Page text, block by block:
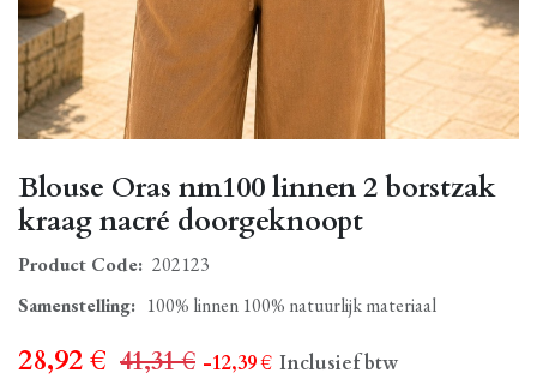
Blouse Oras nm100 linnen 2 borstzak
kraag nacré doorgeknoopt
Product Code: 202123
Samenstelling: 100% linnen 100% natuurlijk materiaal
28,92€ 41,31€ - 12,39€ Inclusief btw